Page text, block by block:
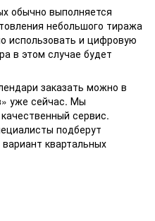
обычно выполняется
небольшого тиража
использовать и цифровую
в этом случае будет
заказать можно в
уже сейчас. Мы
сервис.
подберут
квартальных